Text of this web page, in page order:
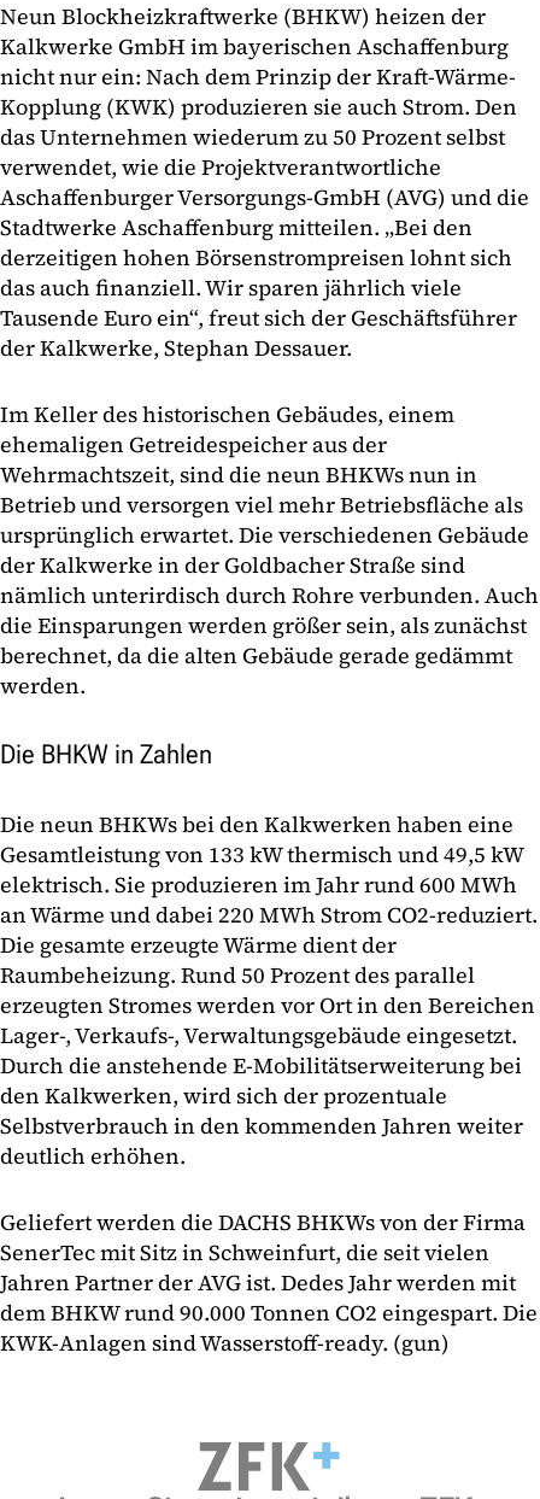
Neun Blockheizkraftwerke (BHKW) heizen der
Kalkwerke GmbH im bayerischen Aschaffenburg
nicht nur ein: Nach dem Prinzip der Kraft-Wärme-
Kopplung (KWK) produzieren sie auch Strom. Den
das Unternehmen wiederum zu 50 Prozent selbst
verwendet, wie die Projektverantwortliche
Aschaffenburger Versorgungs-GmbH (AVG) und die
Stadtwerke Aschaffenburg mitteilen. „Bei den
derzeitigen hohen Börsenstrompreisen lohnt sich
das auch finanziell. Wir sparen jährlich viele
Tausende Euro ein“, freut sich der Geschäftsführer
der Kalkwerke, Stephan Dessauer.
Im Keller des historischen Gebäudes, einem
ehemaligen Getreidespeicher aus der
Wehrmachtszeit, sind die neun BHKWs nun in
Betrieb und versorgen viel mehr Betriebsfläche als
ursprünglich erwartet. Die verschiedenen Gebäude
der Kalkwerke in der Goldbacher Straße sind
nämlich unterirdisch durch Rohre verbunden. Auch
die Einsparungen werden größer sein, als zunächst
berechnet, da die alten Gebäude gerade gedämmt
werden.
Die BHKW in Zahlen
Die neun BHKWs bei den Kalkwerken haben eine
Gesamtleistung von 133 kW thermisch und 49,5 kW
elektrisch. Sie produzieren im Jahr rund 600 MWh
an Wärme und dabei 220 MWh Strom CO2-reduziert.
Die gesamte erzeugte Wärme dient der
Raumbeheizung. Rund 50 Prozent des parallel
erzeugten Stromes werden vor Ort in den Bereichen
Lager-, Verkaufs-, Verwaltungsgebäude eingesetzt.
Durch die anstehende E-Mobilitätserweiterung bei
den Kalkwerken, wird sich der prozentuale
Selbstverbrauch in den kommenden Jahren weiter
deutlich erhöhen.
Geliefert werden die DACHS BHKWs von der Firma
SenerTec mit Sitz in Schweinfurt, die seit vielen
Jahren Partner der AVG ist. Dedes Jahr werden mit
dem BHKW rund 90.000 Tonnen CO2 eingespart. Die
KWK-Anlagen sind Wasserstoff-ready. (gun)